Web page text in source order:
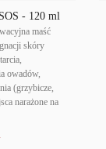
- 120 ml
maść
skóry
owadów,
(grzybicze,
narażone na